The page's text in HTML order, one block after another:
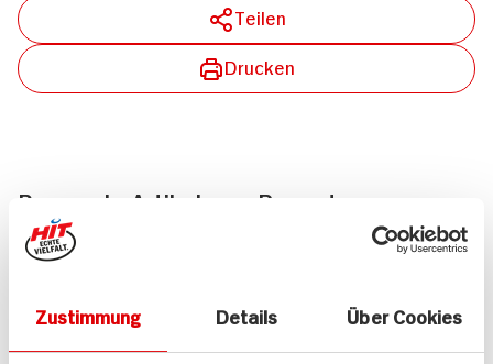
Zustimmung Details Über Cookies
Teilen
Drucken
Passende Artikel zum Rezept